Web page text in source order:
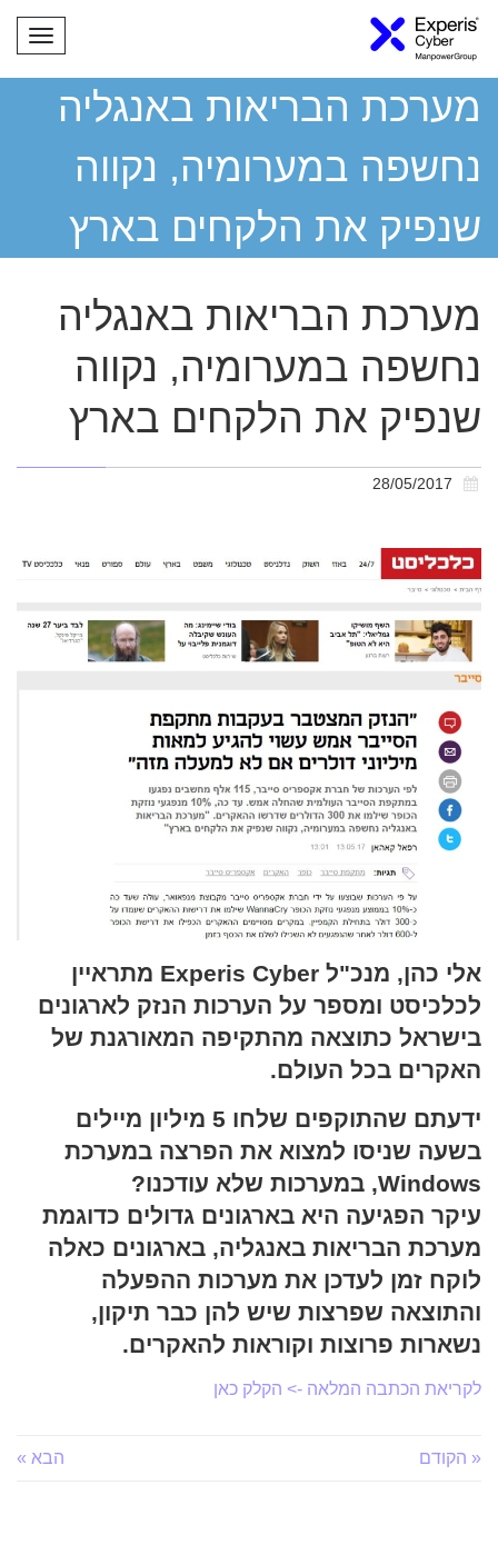
מערכת הבריאות באנגליה
נחשפה במערומיה, נקווה
שנפיק את הלקחים בארץ
מערכת הבריאות באנגליה
נחשפה במערומיה, נקווה
שנפיק את הלקחים בארץ
אלי כהן, מנכ"ל Experis Cyber מתראיין
לכלכיסט ומספר על הערכות הנזק לארגונים
בישראל כתוצאה מהתקיפה המאורגנת של
האקרים בכל העולם.
ידעתם שהתוקפים שלחו 5 מיליון מיילים
בשעה שניסו למצוא את הפרצה במערכת
Windows, במערכות שלא עודכנו?
עיקר הפגיעה היא בארגונים גדולים כדוגמת
מערכת הבריאות באנגליה, בארגונים כאלה
לוקח זמן לעדכן את מערכות ההפעלה
והתוצאה שפרצות שיש להן כבר תיקון,
נשארות פרוצות וקוראות להאקרים.
לקריאת הכתבה המלאה -> הקלק כאן
« הקודם הבא »